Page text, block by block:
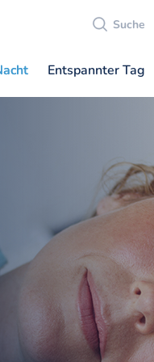
Suche
Entspannter Tag